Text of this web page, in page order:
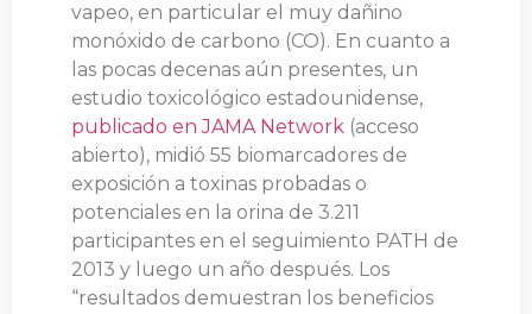
vapeo, en particular el muy dañino
monóxido de carbono (CO). En cuanto a
las pocas decenas aún presentes, un
estudio toxicológico estadounidense,
publicado en JAMA Network (acceso
abierto), midió 55 biomarcadores de
exposición a toxinas probadas o
potenciales en la orina de 3.211
participantes en el seguimiento PATH de
2013 y luego un año después. Los
“resultados demuestran los beneficios